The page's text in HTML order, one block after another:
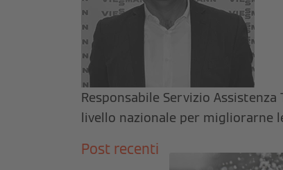
Responsabile Servizio
livello nazionale per migliorarne
Post recenti